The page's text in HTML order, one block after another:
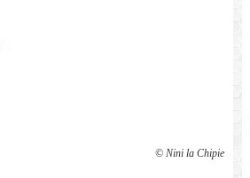
© Nini la Chipie